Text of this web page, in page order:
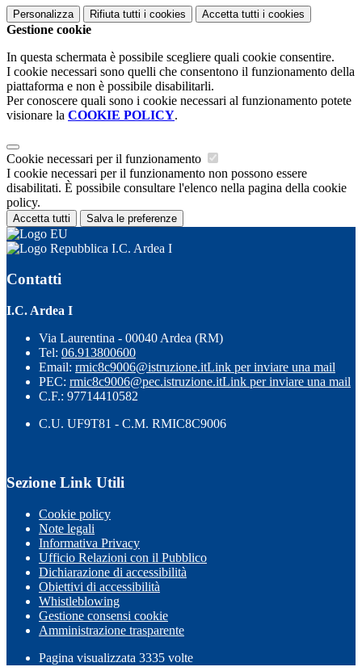
Personalizza Rifiuta tutti i cookies Accetta tutti i cookies
Gestione cookie
In questa schermata è possibile scegliere quali cookie consentire.
I cookie necessari sono quelli che consentono il funzionamento della
piattaforma e non è possibile disabilitarli.
Per conoscere quali sono i cookie necessari al funzionamento potete
visionare la COOKIE POLICY.
Cookie necessari per il funzionamento
I cookie necessari per il funzionamento non possono essere
disabilitati. È possibile consultare l'elenco nella pagina della cookie
policy.
Accetta tutti Salva le preferenze
I.C. Ardea I
Contatti
I.C. Ardea I
Via Laurentina - 00040 Ardea (RM)
Tel: 06.913800600
Email: rmic8c9006@istruzione.itLink per inviare una mail
PEC: rmic8c9006@pec.istruzione.itLink per inviare una mail
C.F.: 97714410582
C.U. UF9T81 - C.M. RMIC8C9006
Sezione Link Utili
Cookie policy
Note legali
Informativa Privacy
Ufficio Relazioni con il Pubblico
Dichiarazione di accessibilità
Obiettivi di accessibilità
Whistleblowing
Gestione consensi cookie
Amministrazione trasparente
Pagina visualizzata 3335 volte